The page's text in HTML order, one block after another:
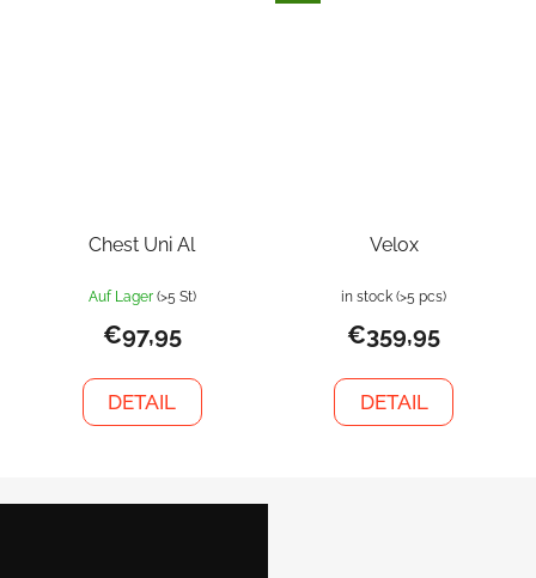
Chest Uni Al
Auf Lager (>5 St)
€97,95
DETAIL
Velox
in stock (>5 pcs)
€359,95
DETAIL